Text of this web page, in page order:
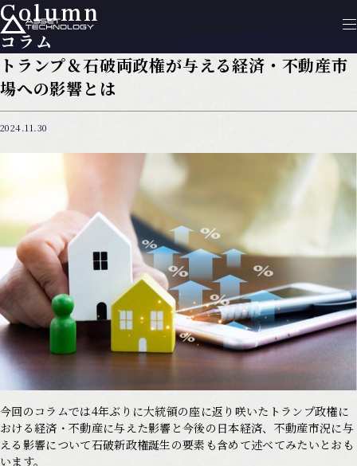
Column
コラム
トランプ＆石破両政権が与える経済・不動産市
場への影響とは
2024.11.30
今回のコラムでは4年ぶりに大統領の座に返り咲いたトランプ政権に
おける経済・不動産に与えた影響と今後の日本経済、不動産市況に与
える影響について石破新政権誕生の要素も含めて述べてみたいとおも
います。